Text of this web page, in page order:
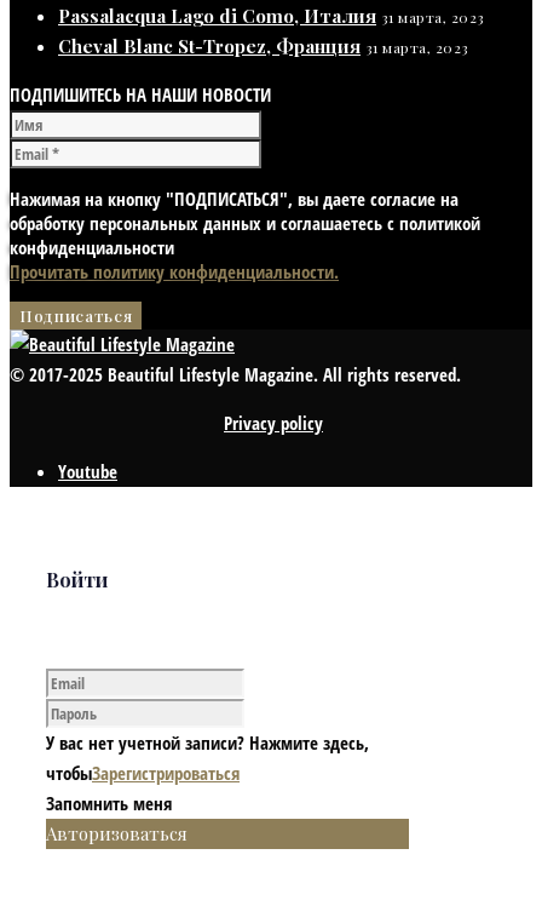
Passalacqua Lago di Como, Италия 31 марта, 2023
Cheval Blanc St-Tropez, Франция 31 марта, 2023
ПОДПИШИТЕСЬ НА НАШИ НОВОСТИ
Нажимая на кнопку "ПОДПИСАТЬСЯ", вы даете согласие на
обработку персональных данных и соглашаетесь с политикой
конфиденциальности
Прочитать политику конфиденциальности.
© 2017-2025 Beautiful Lifestyle Magazine. All rights reserved.
Privacy policy
Youtube
Войти
У вас нет учетной записи? Нажмите здесь,
чтобыЗарегистрироваться
Запомнить меня
Авторизоваться